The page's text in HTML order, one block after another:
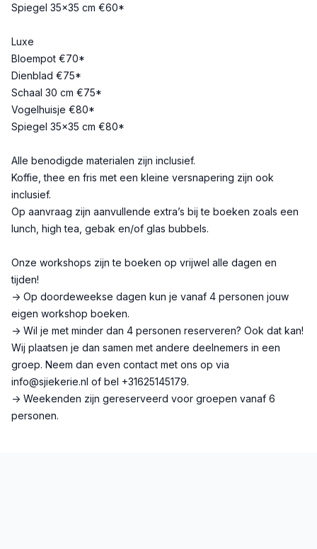
Spiegel 35×35 cm €60*
Luxe
Bloempot €70*
Dienblad €75*
Schaal 30 cm €75*
Vogelhuisje €80*
Spiegel 35×35 cm €80*
Alle benodigde materialen zijn inclusief.
Koffie, thee en fris met een kleine versnapering zijn ook
inclusief.
Op aanvraag zijn aanvullende extra’s bij te boeken zoals een
lunch, high tea, gebak en/of glas bubbels.
Onze workshops zijn te boeken op vrijwel alle dagen en
tijden!
→ Op doordeweekse dagen kun je vanaf 4 personen jouw
eigen workshop boeken.
→ Wil je met minder dan 4 personen reserveren? Ook dat kan!
Wij plaatsen je dan samen met andere deelnemers in een
groep. Neem dan even contact met ons op via
info@sjiekerie.nl of bel +31625145179.
→ Weekenden zijn gereserveerd voor groepen vanaf 6
personen.